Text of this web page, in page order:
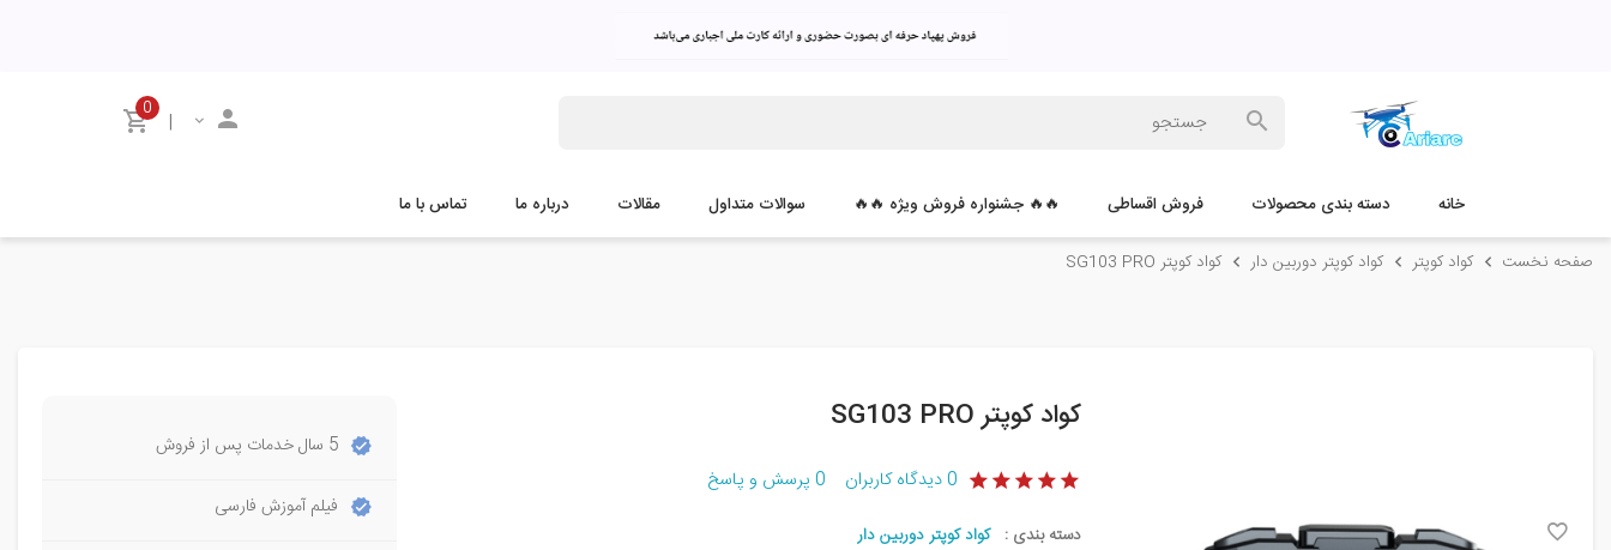
|
0
خانه دسته بندی محصولات فروش اقساطی 🔥🔥 جشنواره فروش ویژه 🔥🔥 سوالات متداول مقالات درباره ما تماس با ما
صفحه نخست کواد کوپتر کواد کوپتر دوربین دار کواد کوپتر SG103 PRO
کواد کوپتر SG103 PRO
0دیدگاه کاربران 0 پرسش و پاسخ
دسته بندی : کواد کوپتر دوربین دار
5 سال خدمات پس از فروش
فیلم آموزش فارسی